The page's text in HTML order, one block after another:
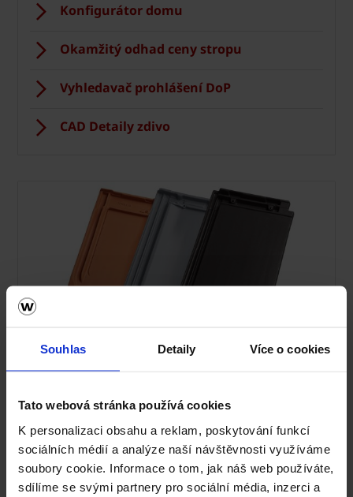
Souhlas Detaily Více o cookies
Tato webová stránka používá cookies
K personalizaci obsahu a reklam, poskytování funkcí
sociálních médií a analýze naší návštěvnosti využíváme
soubory cookie. Informace o tom, jak náš web používáte,
sdílíme se svými partnery pro sociální média, inzerci a
Konfigurátor domu
Okamžitý odhad ceny stropu
Vyhledavač prohlášení DoP
CAD Detaily zdivo
Střecha Tondach
Kalkulace střešní krytiny
Technická podpora